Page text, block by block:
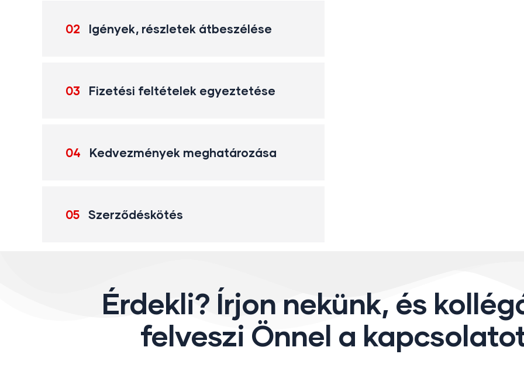
02 Igények, részletek átbeszélése
03 Fizetési feltételek egyeztetése
04 Kedvezmények meghatározása
05 Szerződéskötés
Érdekli? Írjon nekünk, és
felveszi Önnel a